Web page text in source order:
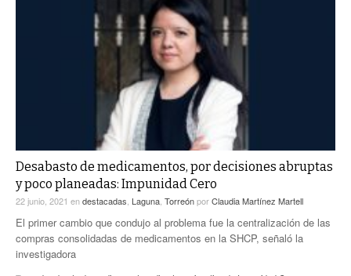
Desabasto de medicamentos, por decisiones abruptas
y poco planeadas: Impunidad Cero
22 junio, 2021 endestacadas, Laguna, TorreónporClaudia Martínez Martell
El primer cambio que condujo al problema fue la centralización de las
compras consolidadas de medicamentos en la SHCP, señaló la
investigadora